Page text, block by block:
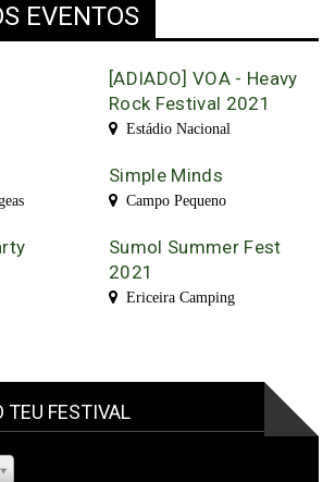
EVENTOS
[ADIADO] VOA - Heavy
Rock Festival 2021
Estádio Nacional
Simple Minds
Campo Pequeno
Sumol Summer Fest
2021
Ericeira Camping
TEU FESTIVAL